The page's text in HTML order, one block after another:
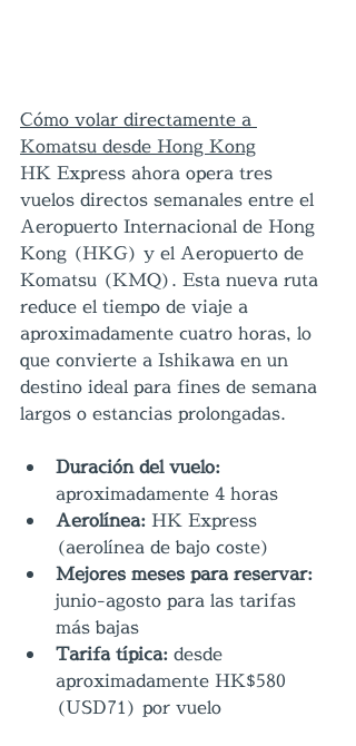
Cómo volar directamente a
Komatsu desde Hong Kong
HK Express ahora opera tres
vuelos directos semanales entre el
Aeropuerto Internacional de Hong
Kong (HKG) y el Aeropuerto de
Komatsu (KMQ). Esta nueva ruta
reduce el tiempo de viaje a
aproximadamente cuatro horas, lo
que convierte a Ishikawa en un
destino ideal para fines de semana
largos o estancias prolongadas.
Duración del vuelo:
aproximadamente 4 horas
Aerolínea: HK Express
(aerolínea de bajo coste)
Mejores meses para reservar:
junio-agosto para las tarifas
más bajas
Tarifa típica: desde
aproximadamente HK$580
(USD71) por vuelo